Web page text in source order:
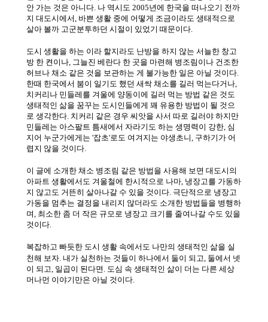
안 가는 것은 아니다. 나 역시도 2005년에 한국을 떠나오기 전까
지 대도시에서, 바쁜 생활 중에 어떻게 조금이라도 생태적으로
살아 볼까 고군분투하던 시절이 있었기 때문이다.
도시 생활을 하는 이라 할지라도 난방을 하지 않는 서늘한 창고
방 한 켠이나, 그늘진 베란다 한 곳을 마련해 병조림이나 건조한
허브나 채소 같은 것을 보관하는 게 불가능한 일은 아닐 것이다.
한때 한국에서 붐이 일기도 했던 새싹 채소를 길러 먹는다거나,
치커리나 민들레를 겨울에 양동이에 길러 먹는 방법 같은 것도
생태적인 삶을 꿈꾸는 도시인들에게 꽤 유용한 방법이 될 것으
로 생각한다. 치커리 같은 경우 씨앗을 사서 따로 길러야 하지만
민들레는 아스팔트 틈새에서 자라기도 하는 생명력이 강한, 심
지어 누군가에게는 '잡초'로도 여겨지는 야생초니, 구하기가 어
렵지 않을 것이다.
이 글에 소개한 채소 병조림 같은 방법을 사용해 보면 대도시의
아파트 생활에서도 겨울철에 한시적으로 나마, 냉장고를 가동하
지 않고도 거뜬히 살아나갈 수 있을 것이다. 극단적으로 냉장고
가동을 멈추는 결정을 내리지 않더라도 소개한 방법들을 병행하
며, 최소한 좀 더 작은 규모로 냉장고 크기를 줄여나갈 수도 있을
것이다.
복잡하고 빠듯한 도시 생활 속에서도 나만의 생태적인 삶을 실
천해 보자. 내가 실천하는 것들이 하나에서 둘이 되고, 둘에서 넷
이 되고, 일곱이 된다면 . 도심 속 생태적인 삶이 더는 다른 세상
머나먼 이야기만은 아닐 것이다.